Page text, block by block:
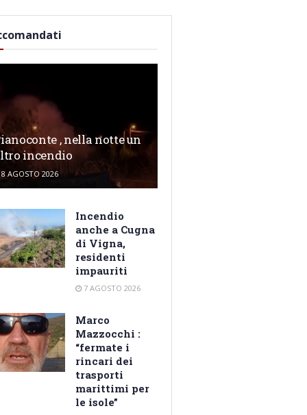
, nella notte un
incendio
8 AGOSTO 2026
Incendio
anche a Cugna
di Vigna,
residenti
impauriti
7 AGOSTO 2026
Marco
Mazzocchi :
“fermate i
rincari dei
trasporti
marittimi per
le isole”